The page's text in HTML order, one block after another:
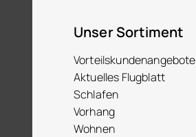
Unser Sortiment
Vorteilskundenangebote
Aktuelles Flugblatt
Schlafen
Vorhang
Wohnen